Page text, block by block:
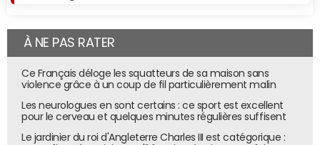
En savoir plus sur Offremedia.com
À NE PAS RATER
Ce Français déloge les squatteurs de sa maison sans
violence grâce à un coup de fil particulièrement malin
Les neurologues en sont certains : ce sport est excellent
pour le cerveau et quelques minutes régulières suffisent
Le jardinier du roi d'Angleterre Charles III est catégorique :